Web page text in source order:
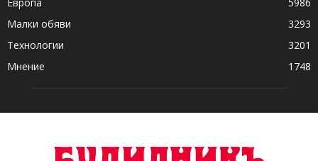
Малки обяви
3293
Технологии
3201
Мнение
1748